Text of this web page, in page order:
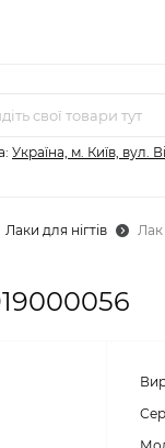
Україна, м. Київ, вул.
Лаки для нігтів Лак